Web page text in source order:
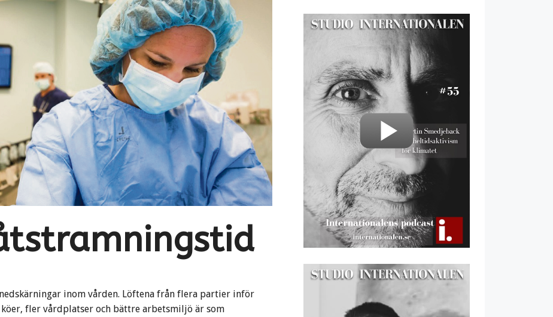
inom vården. Löftena från flera partier inför
fler vårdplatser och bättre arbetsmiljö är som